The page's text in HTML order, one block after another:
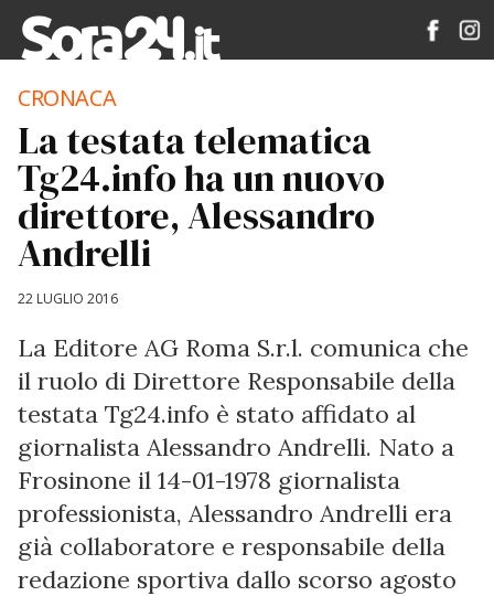
CRONACA
La testata telematica
Tg24.info ha un nuovo
direttore, Alessandro
Andrelli
22 LUGLIO 2016
La Editore AG Roma S.r.l. comunica che
il ruolo di Direttore Responsabile della
testata Tg24.info è stato affidato al
giornalista Alessandro Andrelli. Nato a
Frosinone il 14-01-1978 giornalista
professionista, Alessandro Andrelli era
già collaboratore e responsabile della
redazione sportiva dallo scorso agosto